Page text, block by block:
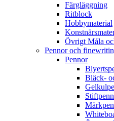
Färgläggning
Ritblock
Hobbymaterial
Övrigt Måla
Pennor och
Pennor
Bläck-